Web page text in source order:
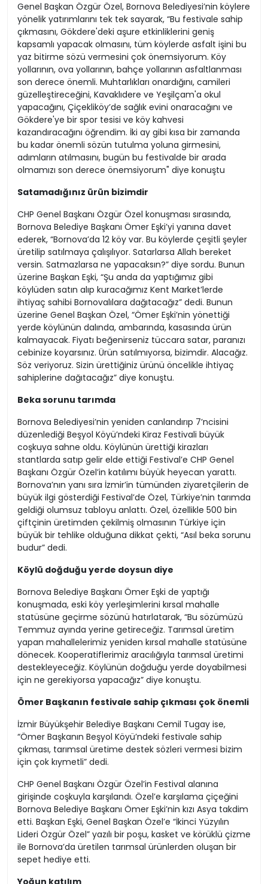
Genel Başkan Özgür Özel, Bornova Belediyesi’nin köylere
yönelik yatırımlarını tek tek sayarak, “Bu festivale sahip
çıkmasını, Gökdere'deki aşure etkinliklerini geniş
kapsamlı yapacak olmasını, tüm köylerde asfalt işini bu
yaz bitirme sözü vermesini çok önemsiyorum. Köy
yollarının, ova yollarının, bahçe yollarının asfaltlanması
son derece önemli. Muhtarlıkları onardığını, camileri
güzelleştireceğini, Kavaklıdere ve Yeşilçam'a okul
yapacağını, Çiçekliköy’de sağlık evini onaracağını ve
Gökdere'ye bir spor tesisi ve köy kahvesi
kazandıracağını öğrendim. İki ay gibi kısa bir zamanda
bu kadar önemli sözün tutulma yoluna girmesini,
adımların atılmasını, bugün bu festivalde bir arada
olmamızı son derece önemsiyorum" diye konuştu
Satamadığınız ürün bizimdir
CHP Genel Başkanı Özgür Özel konuşması sırasında,
Bornova Belediye Başkanı Ömer Eşki’yi yanına davet
ederek, “Bornova’da 12 köy var. Bu köylerde çeşitli şeyler
üretilip satılmaya çalışılıyor. Satarlarsa Allah bereket
versin. Satmazlarsa ne yapacaksın?” diye sordu. Bunun
üzerine Başkan Eşki, “Şu anda da yaptığımız gibi
köylüden satın alıp kuracağımız Kent Market’lerde
ihtiyaç sahibi Bornovalılara dağıtacağız” dedi. Bunun
üzerine Genel Başkan Özel, “Ömer Eşki’nin yönettiği
yerde köylünün dalında, ambarında, kasasında ürün
kalmayacak. Fiyatı beğenirseniz tüccara satar, paranızı
cebinize koyarsınız. Ürün satılmıyorsa, bizimdir. Alacağız.
Söz veriyoruz. Sizin ürettiğiniz ürünü öncelikle ihtiyaç
sahiplerine dağıtacağız” diye konuştu.
Beka sorunu tarımda
Bornova Belediyesi’nin yeniden canlandırıp 7’ncisini
düzenlediği Beşyol Köyü’ndeki Kiraz Festivali büyük
coşkuya sahne oldu. Köylünün ürettiği kirazları
stantlarda satıp gelir elde ettiği Festival’e CHP Genel
Başkanı Özgür Özel’in katılımı büyük heyecan yarattı.
Bornova’nın yanı sıra İzmir’in tümünden ziyaretçilerin de
büyük ilgi gösterdiği Festival’de Özel, Türkiye’nin tarımda
geldiği olumsuz tabloyu anlattı. Özel, özellikle 500 bin
çiftçinin üretimden çekilmiş olmasının Türkiye için
büyük bir tehlike olduğuna dikkat çekti, “Asıl beka sorunu
budur” dedi.
Köylü doğduğu yerde doysun diye
Bornova Belediye Başkanı Ömer Eşki de yaptığı
konuşmada, eski köy yerleşimlerini kırsal mahalle
statüsüne geçirme sözünü hatırlatarak, “Bu sözümüzü
Temmuz ayında yerine getireceğiz. Tarımsal üretim
yapan mahallelerimiz yeniden kırsal mahalle statüsüne
dönecek. Kooperatiflerimiz aracılığıyla tarımsal üretimi
destekleyeceğiz. Köylünün doğduğu yerde doyabilmesi
için ne gerekiyorsa yapacağız” diye konuştu.
Ömer Başkanın festivale sahip çıkması çok önemli
İzmir Büyükşehir Belediye Başkanı Cemil Tugay ise,
“Ömer Başkanın Beşyol Köyü’ndeki festivale sahip
çıkması, tarımsal üretime destek sözleri vermesi bizim
için çok kıymetli” dedi.
CHP Genel Başkanı Özgür Özel’in Festival alanına
girişinde coşkuyla karşılandı. Özel’e karşılama çiçeğini
Bornova Belediye Başkanı Ömer Eşki’nin kızı Asya takdim
etti. Başkan Eşki, Genel Başkan Özel’e “İkinci Yüzyılın
Lideri Özgür Özel” yazılı bir poşu, kasket ve körüklü çizme
ile Bornova’da üretilen tarımsal ürünlerden oluşan bir
sepet hediye etti.
Yoğun katılım